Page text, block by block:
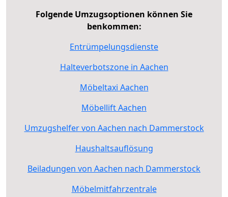
Folgende Umzugsoptionen können Sie
benkommen:
Entrümpelungsdienste
Halteverbotszone in Aachen
Möbeltaxi Aachen
Möbellift Aachen
Umzugshelfer von Aachen nach Dammerstock
Haushaltsauflösung
Beiladungen von Aachen nach Dammerstock
Möbelmitfahrzentrale